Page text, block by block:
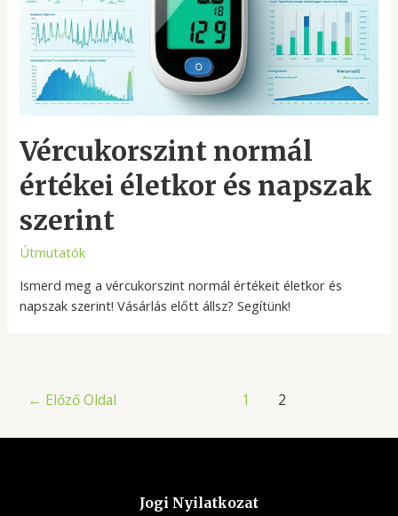
Vércukorszint normál
értékei életkor és napszak
szerint
Útmutatók
Ismerd meg a vércukorszint normál értékeit életkor és
napszak szerint! Vásárlás előtt állsz? Segítünk!
Bejegyzések
← Előző Oldal 1 2
Jogi Nyilatkozat